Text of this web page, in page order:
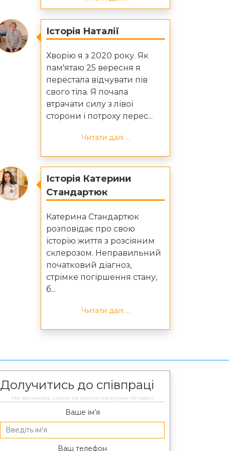
Історія Наталії
Хворію я з 2020 року. Як
пам'ятаю 25 вересня я
перестала відчувати пів
свого тіла. Я почала
втрачати силу з лівої
сторони і потроху перес...
Читати далі ...
Історія Катерини
Стандартюк
Катерина Стандартюк
розповідає про свою
історію життя з розсіяним
склерозом. Неправильний
початковий діагноз,
стрімке погіршення стану,
б...
Читати далі ...
Долучитись до співпраці
Ми звяжемось з вами на протязі наступних 48 годин
Ваше ім’я
Ваш телефон